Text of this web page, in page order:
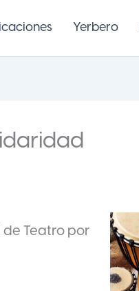
Yerbero
de Teatro por